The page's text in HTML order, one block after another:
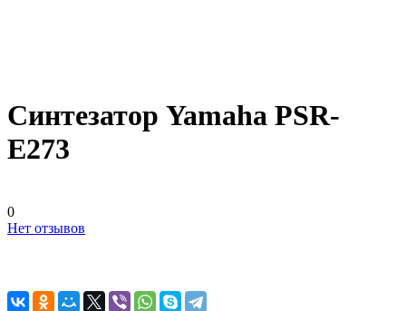
Синтезатор Yamaha PSR-
E273
0
Нет отзывов